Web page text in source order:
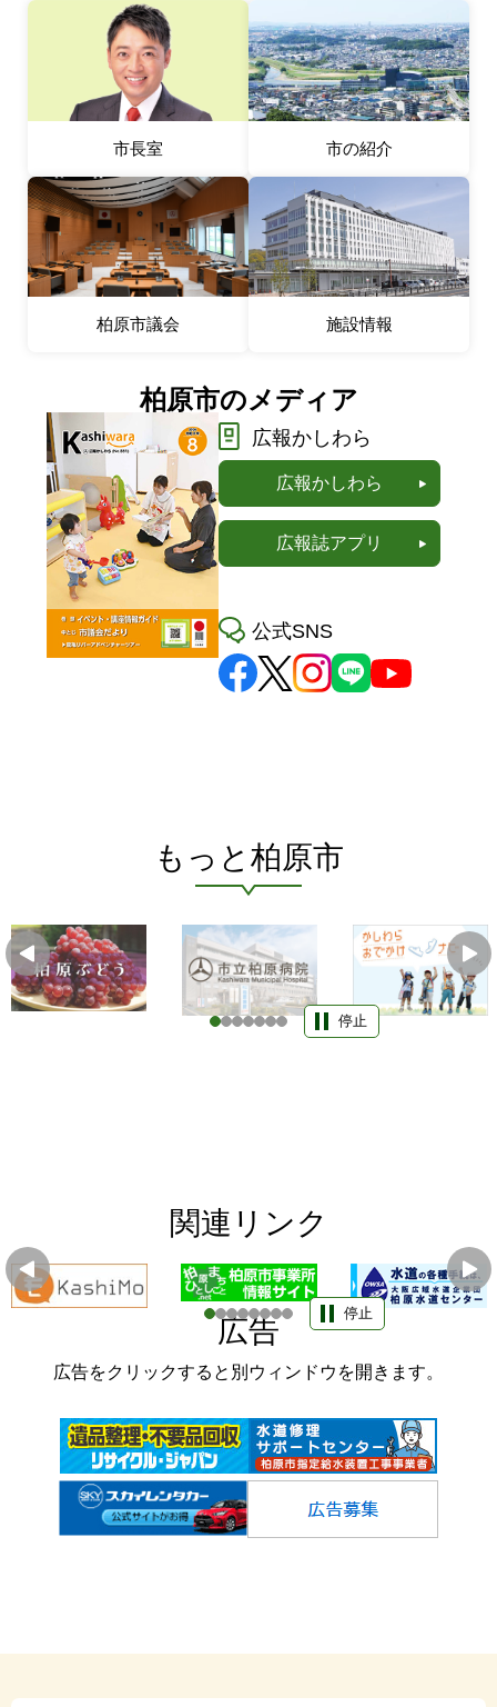
市長室 市の紹介
柏原市議会 施設情報
柏原市のメディア
広報かしわら
広報かしわら
広報誌アプリ
公式SNS
もっと柏原市
停止
関連リンク
停止
広告
広告をクリックすると別ウィンドウを開きます。